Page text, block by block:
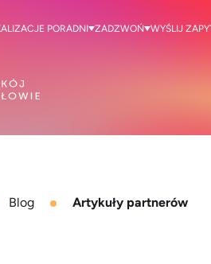
Blog Artykuły partnerów
PORADNI ZADZWOŃ WYŚLIJ